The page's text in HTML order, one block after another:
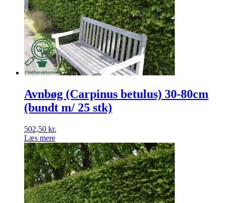
Avnbøg (Carpinus betulus) 30-80cm
(bundt m/ 25 stk)
502,50 kr.
Læs mere